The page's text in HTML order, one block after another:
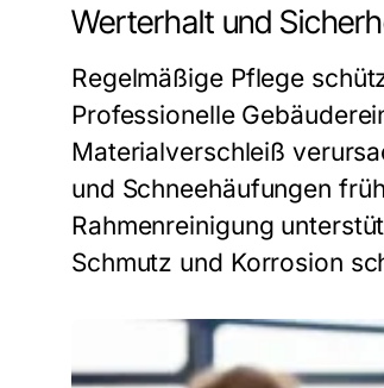
Werterhalt und
Regelmäßige Pflege
Professionelle
Materialverschleiß
und Schneehäufungen
Rahmenreinigung
Schmutz und Korrosion